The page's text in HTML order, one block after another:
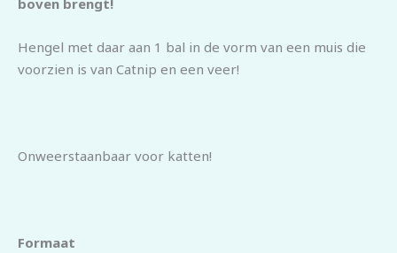
boven brengt!
Hengel met daar aan 1 bal in de vorm van een muis die
voorzien is van Catnip en een veer!
Onweerstaanbaar voor katten!
Formaat